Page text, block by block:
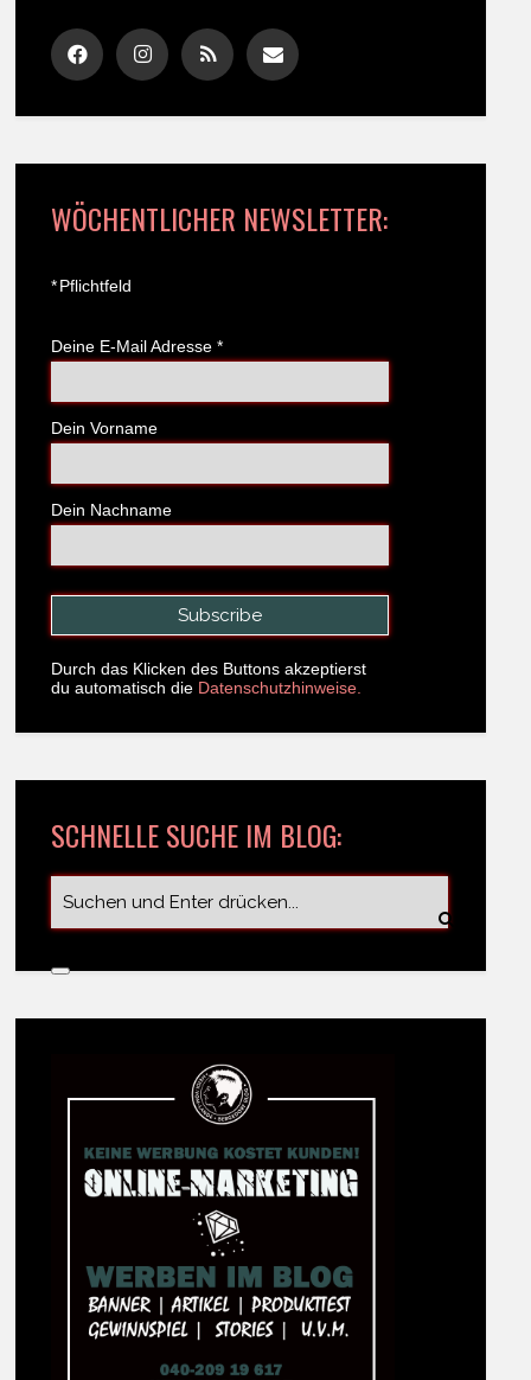
WÖCHENTLICHER NEWSLETTER:
*Pflichtfeld
Deine E-Mail Adresse *
Dein Vorname
Dein Nachname
Durch das Klicken des Buttons akzeptierst
du automatisch die Datenschutzhinweise.
SCHNELLE SUCHE IM BLOG: